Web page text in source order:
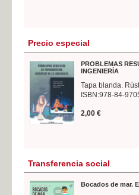
Precio especial
PROBLEMAS
INGENIERÍA
Tapa blanda.
ISBN:978-84-
2,00 €
Transferencia social
Bocados de mar.